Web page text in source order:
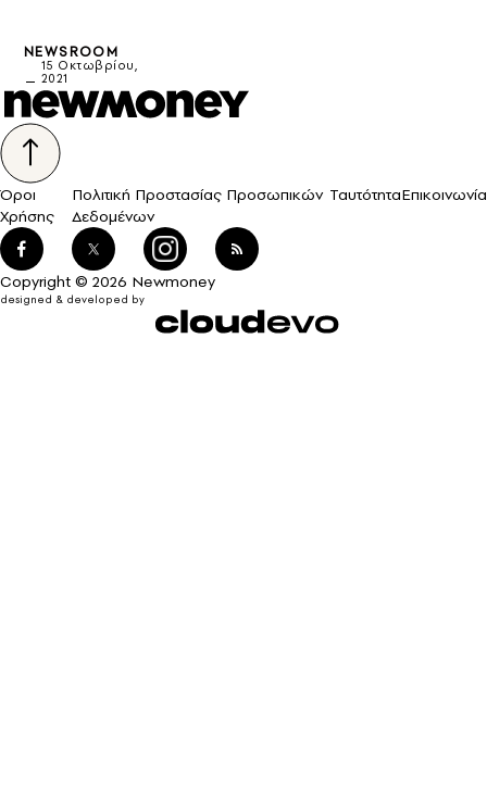
NEWSROOM
15 Οκτωβρίου,
2021
Όροι
Χρήσης
Πολιτική Προστασίας Προσωπικών
Δεδομένων
ΤαυτότηταΕπικοινωνία
Copyright © 2026 Newmoney
designed & developed by